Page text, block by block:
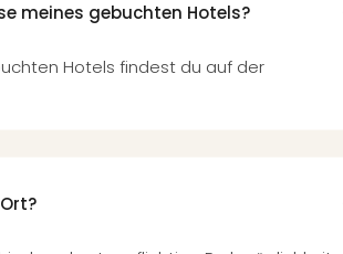
meines gebuchten Hotels?
Hotels findest du auf der